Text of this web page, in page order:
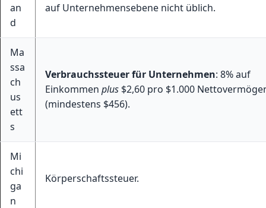
an
d
auf Unternehmensebene nicht üblich.
Ma
ssa
ch
us
ett
s
Verbrauchssteuer für Unternehmen: 8% auf
Einkommen plus $2,60 pro $1.000
(mindestens $456).
Mi
chi
ga
n
Körperschaftssteuer.